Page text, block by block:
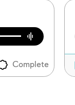
Complete